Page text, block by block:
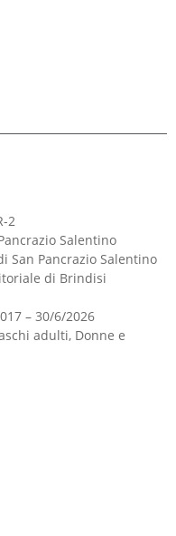
2
Salentino
San Pancrazio Salentino
di Brindisi
– 30/6/2026
adulti, Donne e